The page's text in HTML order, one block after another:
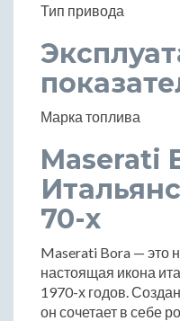
Тип привода
Марка топлива
Maserati
70-х
Maserati Bora — это
настоящая икона
1970-х годов.
он сочетает в себе